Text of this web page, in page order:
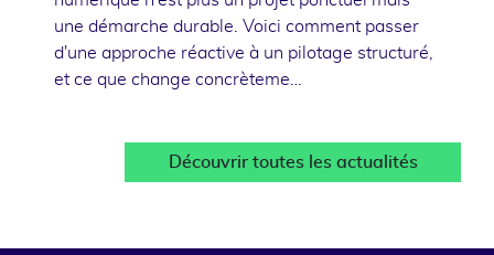
une démarche durable. Voici comment passer
d'une approche réactive à un pilotage structuré,
et ce que change concrèteme…
Découvrir toutes les actualités